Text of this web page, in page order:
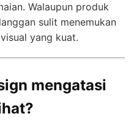
Walaupun produk
sulit menemukan
yang kuat.
mengatasi